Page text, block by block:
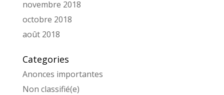
novembre 2018
octobre 2018
août 2018
Categories
Anonces importantes
Non classifié(e)